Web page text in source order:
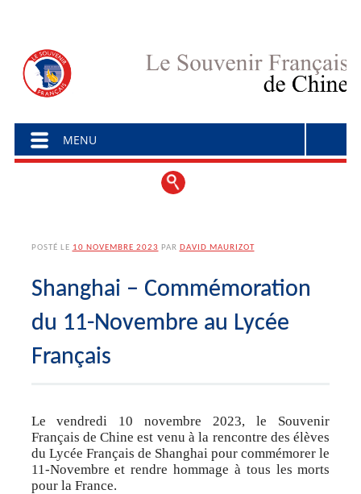
Menu principal
Aller au contenu
MENU
POSTÉ LE 10 NOVEMBRE 2023 PAR DAVID MAURIZOT
Shanghai – Commémoration
du 11-Novembre au Lycée
Français
Le vendredi 10 novembre 2023, le Souvenir
Français de Chine est venu à la rencontre des élèves
du Lycée Français de Shanghai pour commémorer le
11-Novembre et rendre hommage à tous les morts
pour la France.